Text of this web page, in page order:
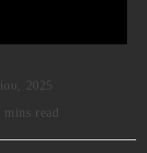
2025
3 mins read